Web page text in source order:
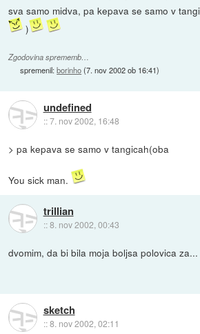
sva samo midva, pa kepava se samo v
)
Zgodovina sprememb…
spremenil:borinho(7. nov 2002 ob 16:41)
undefined
::7. nov 2002, 16:48
> pa kepava se samo v tangicah(oba
You sick man.
trillian
::8. nov 2002, 00:43
dvomim, da bi bila moja boljsa polovica za...
sketch
::8. nov 2002, 02:11